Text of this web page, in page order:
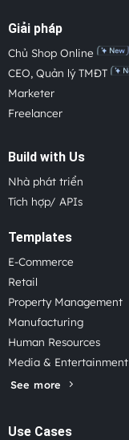
Giải pháp
Chủ Shop Online
CEO, Quản lý TMĐT
Marketer
Freelancer
Build with Us
Nhà phát triển
Tích hợp/ APIs
Templates
E-Commerce
Retail
Property Management
Manufacturing
Human Resources
Media & Entertainment
See more
Use Cases